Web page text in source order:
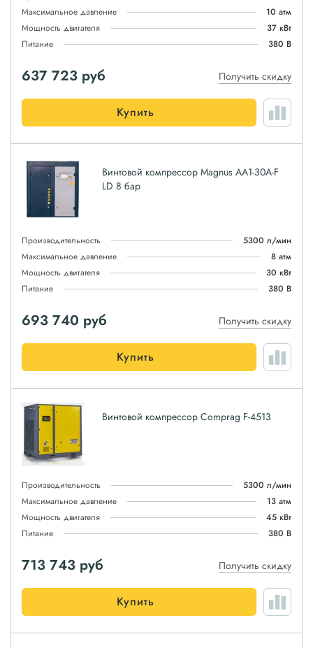
Максимальное давление
10 атм
Мощность двигателя
37 кВт
Питание
380 В
637 723 руб Получить скидку
Купить
Винтовой компрессор Magnus АА1-30A-F
LD 8 бар
Производительность
5300 л/мин
Максимальное давление
8 атм
Мощность двигателя
30 кВт
Питание
380 В
693 740 руб Получить скидку
Купить
Винтовой компрессор Comprag F-4513
Производительность
5300 л/мин
Максимальное давление
13 атм
Мощность двигателя
45 кВт
Питание
380 В
713 743 руб Получить скидку
Купить